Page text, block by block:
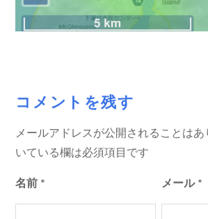
コメントを残す
メールアドレスが公開されることはあ
いている欄は必須項目です
名前 * メール *